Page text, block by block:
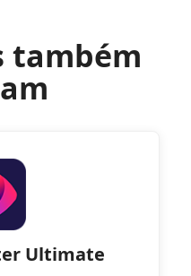
também
Ultimate